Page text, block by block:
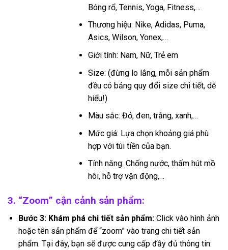
Bóng rổ, Tennis, Yoga, Fitness,…
Thương hiệu: Nike, Adidas, Puma,
Asics, Wilson, Yonex,…
Giới tính: Nam, Nữ, Trẻ em
Size: (đừng lo lắng, mỗi sản phẩm
đều có bảng quy đổi size chi tiết, dễ
hiểu!)
Màu sắc: Đỏ, đen, trắng, xanh,…
Mức giá: Lựa chọn khoảng giá phù
hợp với túi tiền của bạn.
Tính năng: Chống nước, thấm hút mồ
hôi, hỗ trợ vận động,…
3. “Zoom” cận cảnh sản phẩm:
Bước 3: Khám phá chi tiết sản phẩm:Click vào hình ảnh
hoặc tên sản phẩm để “zoom” vào trang chi tiết sản
phẩm. Tại đây, bạn sẽ được cung cấp đầy đủ thông tin: